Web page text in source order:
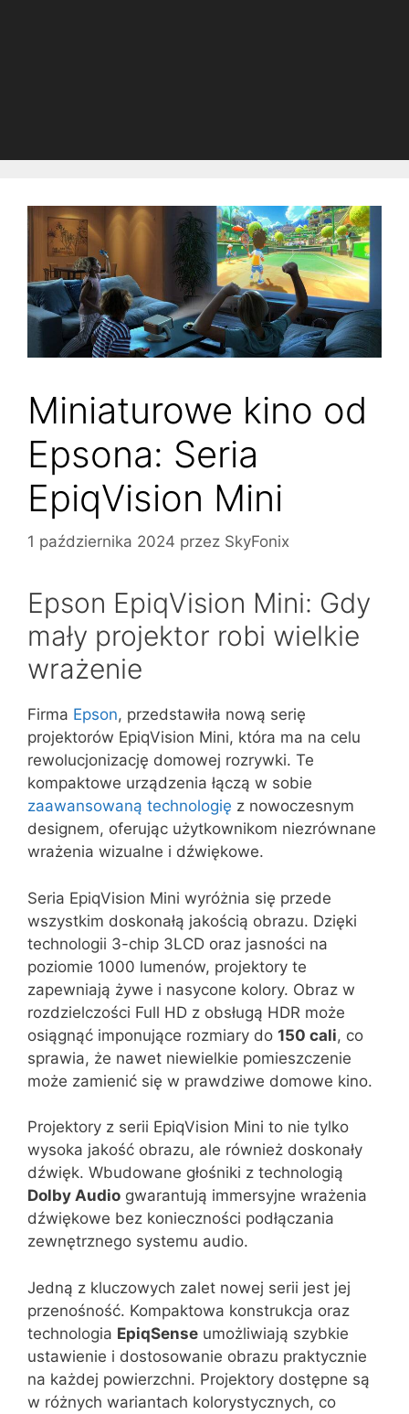
Miniaturowe kino od
Epsona: Seria
EpiqVision Mini
1 października 2024 przez SkyFonix
Epson EpiqVision Mini: Gdy
mały projektor robi wielkie
wrażenie
Firma Epson, przedstawiła nową serię
projektorów EpiqVision Mini, która ma na celu
rewolucjonizację domowej rozrywki. Te
kompaktowe urządzenia łączą w sobie
zaawansowaną technologię z nowoczesnym
designem, oferując użytkownikom niezrównane
wrażenia wizualne i dźwiękowe.
Seria EpiqVision Mini wyróżnia się przede
wszystkim doskonałą jakością obrazu. Dzięki
technologii 3-chip 3LCD oraz jasności na
poziomie 1000 lumenów, projektory te
zapewniają żywe i nasycone kolory. Obraz w
rozdzielczości Full HD z obsługą HDR może
osiągnąć imponujące rozmiary do 150 cali, co
sprawia, że nawet niewielkie pomieszczenie
może zamienić się w prawdziwe domowe kino.
Projektory z serii EpiqVision Mini to nie tylko
wysoka jakość obrazu, ale również doskonały
dźwięk. Wbudowane głośniki z technologią
Dolby Audio gwarantują immersyjne wrażenia
dźwiękowe bez konieczności podłączania
zewnętrznego systemu audio.
Jedną z kluczowych zalet nowej serii jest jej
przenośność. Kompaktowa konstrukcja oraz
technologia EpiqSense umożliwiają szybkie
ustawienie i dostosowanie obrazu praktycznie
na każdej powierzchni. Projektory dostępne są
w różnych wariantach kolorystycznych, co